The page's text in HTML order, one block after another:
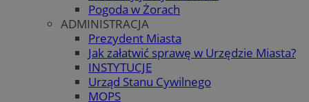
Pogoda w Żorach
ADMINISTRACJA
Prezydent Miasta
Jak załatwić sprawę w Urzędzie Miasta?
INSTYTUCJE
Urząd Stanu Cywilnego
MOPS